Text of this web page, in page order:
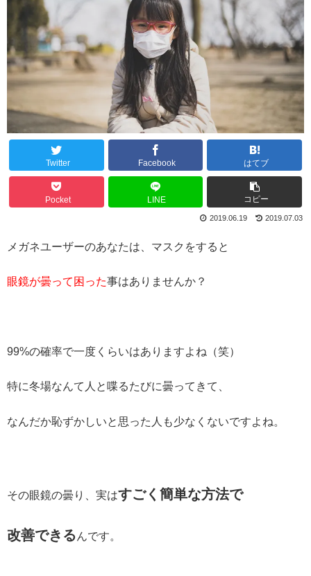
Twitter Facebook はてブ
Pocket LINE コピー
2019.06.19 2019.07.03
メガネユーザーのあなたは、マスクをすると
眼鏡が曇って困った事はありませんか？
99%の確率で一度くらいはありますよね（笑）
特に冬場なんて人と喋るたびに曇ってきて、
なんだか恥ずかしいと思った人も少なくないですよね。
その眼鏡の曇り、実はすごく簡単な方法で
改善できる んです。